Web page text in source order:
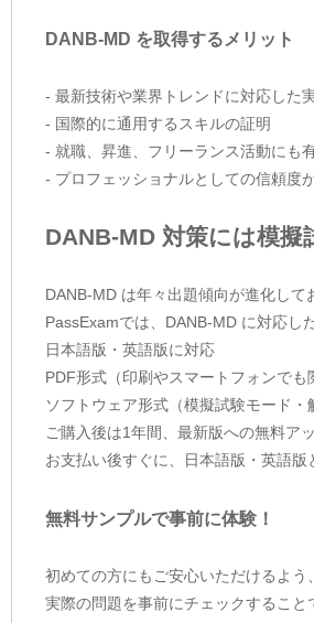
DANB-MD を取得するメリット
- 最新技術や業界トレンドに対応した
- 国際的に通用するスキルの証明
- 就職、昇進、フリーランス活動にも
- プロフェッショナルとしての信頼度
DANB-MD 対策には模擬
DANB-MD は年々出題傾向が進化し
PassExamでは、DANB-MD に対応し
日本語版・英語版に対応
PDF形式（印刷やスマートフォンでも
ソフトウェア形式（模擬試験モード・
ご購入後は1年間、最新版への無料ア
お支払い後すぐに、日本語版・英語
無料サンプルで事前に体験！
初めての方にもご安心いただけるよ
実際の問題を事前にチェックするこ